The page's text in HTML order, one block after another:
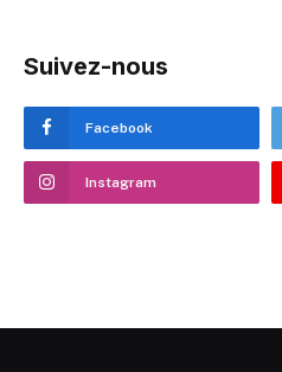
Suivez-nous
Facebook
Instagram